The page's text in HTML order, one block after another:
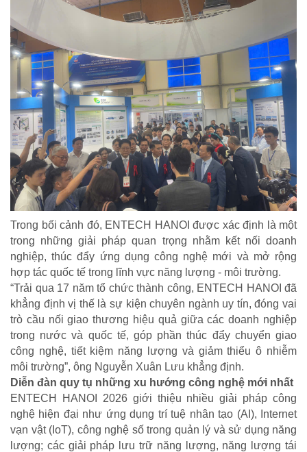
CHÍNH SÁCH AN SINH
Giảm nghèo bền vững
Xây dựng Nông thôn mới
Bảo hiểm xã hội - Bảo hiểm y tế
Y tế và sức khỏe
Trong bối cảnh đó, ENTECH HANOI được xác định là một
trong những giải pháp quan trọng nhằm kết nối doanh
nghiệp, thúc đẩy ứng dụng công nghệ mới và mở rộng
hợp tác quốc tế trong lĩnh vực năng lượng - môi trường.
“Trải qua 17 năm tổ chức thành công, ENTECH HANOI đã
khẳng định vị thế là sự kiện chuyên ngành uy tín, đóng vai
trò cầu nối giao thương hiệu quả giữa các doanh nghiệp
trong nước và quốc tế, góp phần thúc đẩy chuyển giao
công nghệ, tiết kiệm năng lượng và giảm thiểu ô nhiễm
môi trường”, ông Nguyễn Xuân Lưu khẳng định.
Diễn đàn quy tụ những xu hướng công nghệ mới nhất
ENTECH HANOI 2026 giới thiệu nhiều giải pháp công
nghệ hiện đại như ứng dụng trí tuệ nhân tạo (AI), Internet
vạn vật (IoT), công nghệ số trong quản lý và sử dụng năng
lượng; các giải pháp lưu trữ năng lượng, năng lượng tái